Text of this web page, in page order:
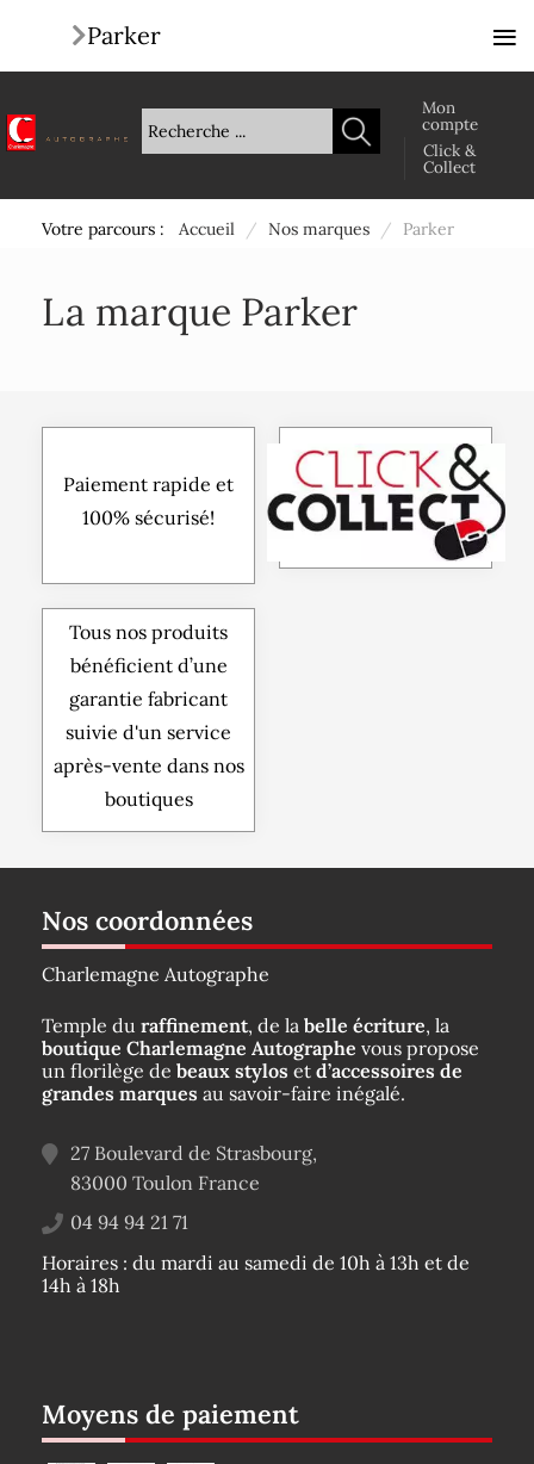
Mon
compte
Click &
Collect
Votre parcours : Accueil / Nos marques / Parker
La marque Parker
Paiement rapide et
100% sécurisé!
Tous nos produits
bénéficient d’une
garantie fabricant
suivie d'un service
après-vente dans nos
boutiques
Nos coordonnées
Charlemagne Autographe
Temple du raffinement, de la belle écriture, la
boutique Charlemagne Autographe vous propose
un florilège de beaux stylos et d’accessoires de
grandes marques au savoir-faire inégalé.
27 Boulevard de Strasbourg,
83000 Toulon France
04 94 94 21 71
Horaires : du mardi au samedi de 10h à 13h et de
14h à 18h
Moyens de paiement
Parker ≡